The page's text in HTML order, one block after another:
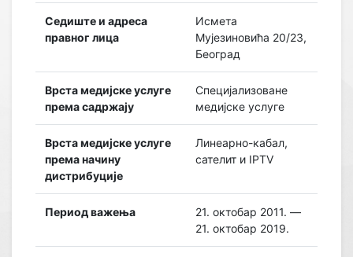
Седиште и адреса
правног лица
Исмета
Мујезиновића 20/23,
Београд
Врста медијске услуге
према садржају
Специјализоване
медијске услуге
Врста медијске услуге
према начину
дистрибуције
Линеарно-кабал,
сателит и IPTV
Период важења
21. октобар 2011. —
21. октобар 2019.